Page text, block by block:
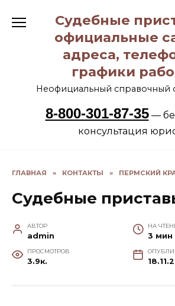
содержанию
Судебные
официальные
адреса,
графики
Неофициальный справочный
8-800-301-87-35—
консультация
ГЛАВНАЯ » КОНТАКТЫ » ПЕРМСКИЙ
Судебные
АВТОР
admin
НА
3 мин
ПРОСМОТРОВ
3.9к.